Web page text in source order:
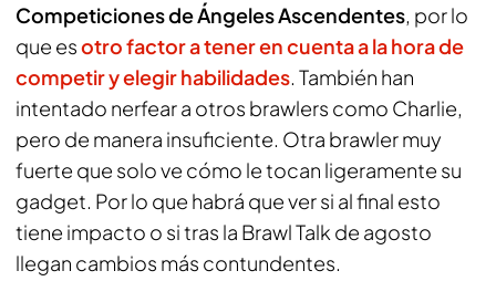
Competiciones de Ángeles Ascendentes, por lo
que esotro factor a tener en cuenta a la hora de
competir y elegir habilidades. También han
intentado nerfear a otros brawlers como Charlie,
pero de manera insuficiente. Otra brawler muy
fuerte que solo ve cómo le tocan ligeramente su
gadget. Por lo que habrá que ver si al final esto
tiene impacto o si tras la Brawl Talk de agosto
llegan cambios más contundentes.